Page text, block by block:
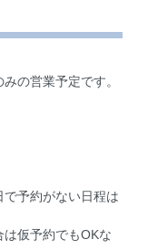
の営業予定です。
で予約がない日程は
仮予約でもOKな